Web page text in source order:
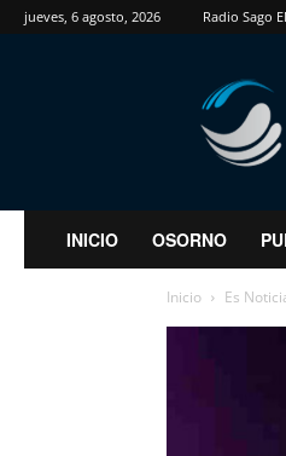
jueves, 6 agosto, 2026 Radio Sago
INICIO OSORNO
Inicio Es